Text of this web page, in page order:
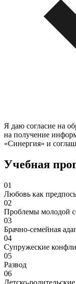
Я даю согласие на
на получение
«Синергия» и
Учебная
01
Любовь как
02
Проблемы молодой
03
Брачно-семейная
04
Супружеские
05
Развод
06
Детско-